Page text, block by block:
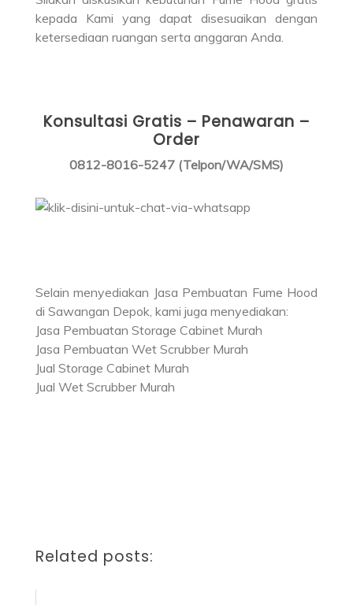
kepada Kami yang dapat disesuaikan dengan
ketersediaan ruangan serta anggaran Anda.
Konsultasi Gratis – Penawaran –
Order
0812-8016-5247 (Telpon/WA/SMS)
Selain menyediakan Jasa Pembuatan Fume Hood
di Sawangan Depok, kami juga menyediakan:
Jasa Pembuatan Storage Cabinet Murah
Jasa Pembuatan Wet Scrubber Murah
Jual Storage Cabinet Murah
Jual Wet Scrubber Murah
Related posts: